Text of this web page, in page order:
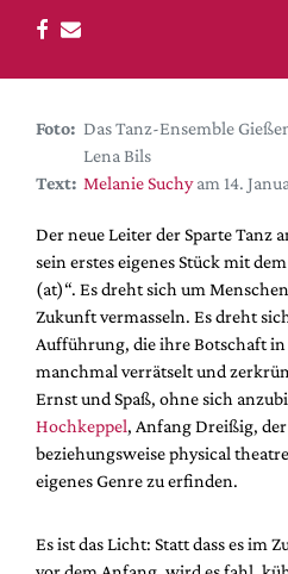
DdB-map
Festival-Planer
Hefte
Leseproben
Podcast
Service
Shop / Abo
Newsletter
Redaktion
Autor:innen
Mediadaten
Foto: Das Tanz-Ensemble
Lena Bils
Text: Melanie Suchyam 14.
Der neue Leiter der Sparte Tanz
sein erstes eigenes Stück mit
(at)“. Es dreht sich um
Zukunft vermasseln. Es dreht
Aufführung, die ihre Botschaft
manchmal verrätselt und
Ernst und Spaß, ohne sich
Hochkeppel, Anfang Dreißig,
beziehungsweise physical
eigenes Genre zu erfinden.
Es ist das Licht: Statt dass es im